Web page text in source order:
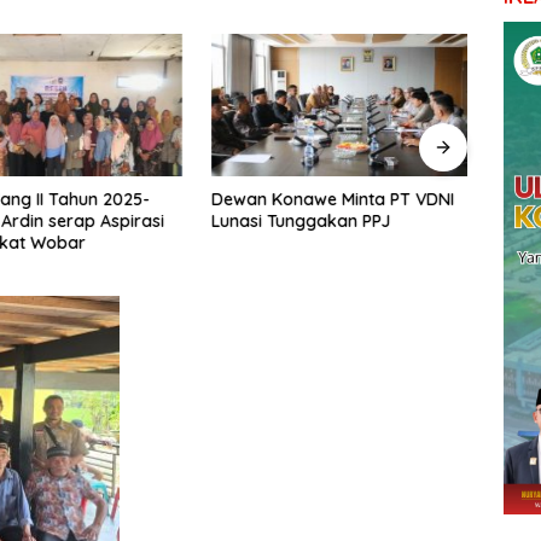
II Tahun 2025-
Ardin serap Aspirasi
Wobar
Dewan Konawe Minta PT VDNI
Lunasi Tunggakan PPJ